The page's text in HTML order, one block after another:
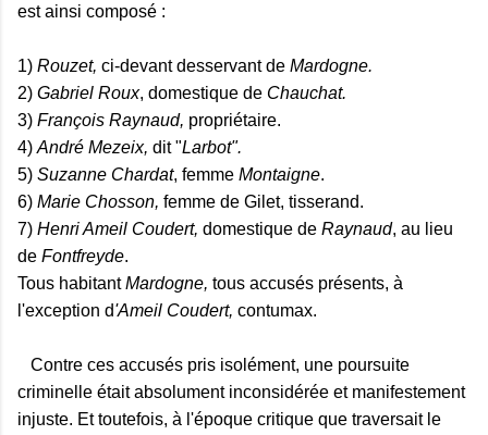
est ainsi composé :
1) Rouzet, ci-devant desservant de Mardogne.
2) Gabriel Roux, domestique de Chauchat.
3) François Raynaud, propriétaire.
4) André Mezeix, dit "Larbot".
5) Suzanne Chardat, femme Montaigne.
6) Marie Chosson, femme de Gilet, tisserand.
7) Henri Ameil Coudert, domestique de Raynaud, au lieu
de Fontfreyde.
Tous habitantMardogne, tous accusés présents, à
l'exception d'Ameil Coudert, contumax.
Contre ces accusés pris isolément, une poursuite
criminelle était absolument inconsidérée et manifestement
injuste. Et toutefois, à l'époque critique que traversait le